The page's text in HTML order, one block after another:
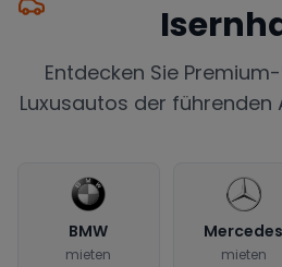
Entdecken Sie
Luxusautos der
BMW
mieten
Mercedes
mieten